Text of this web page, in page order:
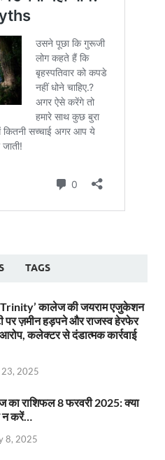
TAGS
कालेज की जयराम एजुकेशन
पर ज़मीन हड़पने और राजस्व हेरफेर
कलेक्टर से दंडात्मक कार्रवाई
23, 2025
का राशिफल 8 फरवरी 2025: क्या
करें…
8, 2025